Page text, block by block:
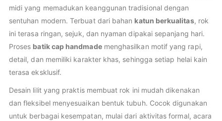
midi yang memadukan keanggunan tradisional dengan
sentuhan modern. Terbuat dari bahan katun berkualitas, rok
ini terasa ringan, sejuk, dan nyaman dipakai sepanjang hari.
Proses batik cap handmademenghasilkan motif yang rapi,
detail, dan memiliki karakter khas, sehingga setiap helai kain
terasa eksklusif.
Desain lilit yang praktis membuat rok ini mudah dikenakan
dan fleksibel menyesuaikan bentuk tubuh. Cocok digunakan
untuk berbagai kesempatan, mulai dari aktivitas formal, acara